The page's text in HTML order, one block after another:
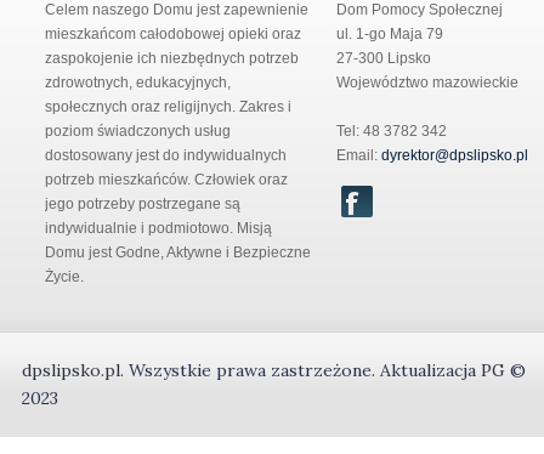
Celem naszego Domu jest zapewnienie
mieszkańcom całodobowej opieki oraz
zaspokojenie ich niezbędnych potrzeb
zdrowotnych, edukacyjnych,
społecznych oraz religijnych. Zakres i
poziom świadczonych usług
dostosowany jest do indywidualnych
potrzeb mieszkańców. Człowiek oraz
jego potrzeby postrzegane są
indywidualnie i podmiotowo. Misją
Domu jest Godne, Aktywne i Bezpieczne
Życie.
Dom Pomocy Społecznej
ul. 1-go Maja 79
27-300 Lipsko
Województwo mazowieckie
Tel: 48 3782 342
Email: dyrektor@dpslipsko.pl
dpslipsko.pl. Wszystkie prawa zastrzeżone. Aktualizacja PG ©
2023